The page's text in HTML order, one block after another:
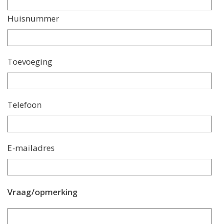
Huisnummer
Toevoeging
Telefoon
E-mailadres
Vraag/opmerking